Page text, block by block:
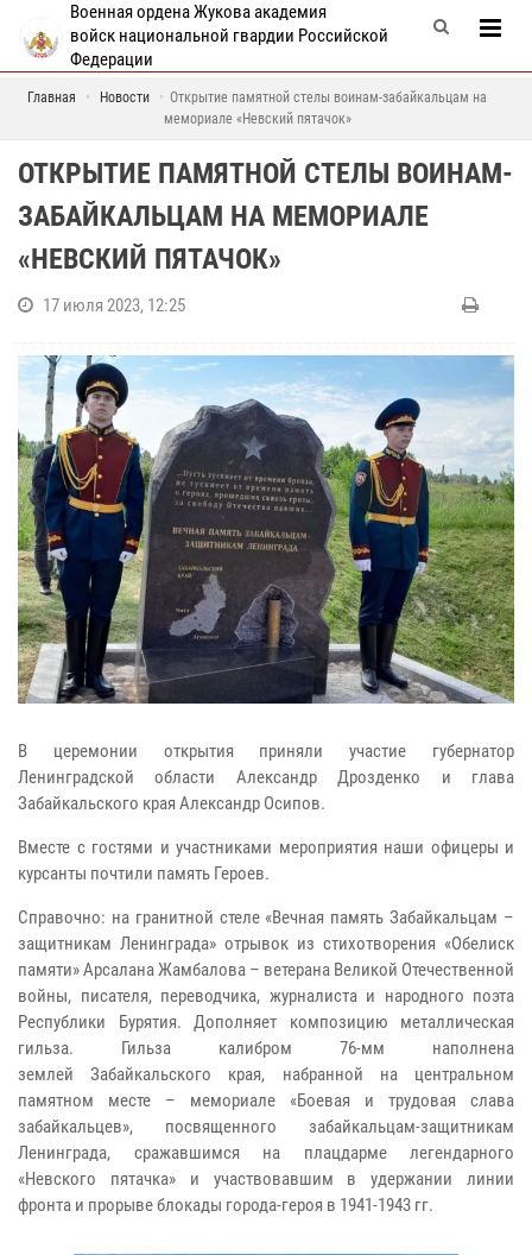
Военная ордена Жукова академия
войск национальной гвардии Российской
Федерации
Главная Новости
Открытие памятной стелы воинам-забайкальцам на
мемориале «Невский пятачок»
ОТКРЫТИЕ ПАМЯТНОЙ СТЕЛЫ ВОИНАМ-
ЗАБАЙКАЛЬЦАМ НА МЕМОРИАЛЕ
«НЕВСКИЙ ПЯТАЧОК»
17 июля 2023, 12:25
В церемонии открытия приняли участие губернатор
Ленинградской области Александр Дрозденко и глава
Забайкальского края Александр Осипов.
Вместе с гостями и участниками мероприятия наши офицеры и
курсанты почтили память Героев.
Справочно: на гранитной стеле «Вечная память Забайкальцам –
защитникам Ленинграда» отрывок из стихотворения «Обелиск
памяти» Арсалана Жамбалова – ветерана Великой Отечественной
войны, писателя, переводчика, журналиста и народного поэта
Республики Бурятия. Дополняет композицию металлическая
гильза. Гильза калибром 76-мм наполнена
землейЗабайкальского края, набранной на центральном
памятном месте – мемориале «Боевая и трудовая слава
забайкальцев», посвященного забайкальцам-защитникам
Ленинграда, сражавшимся на плацдарме легендарного
«Невского пятачка» и участвовавшим в удержании линии
фронта и прорыве блокады города-героя в 1941-1943 гг.